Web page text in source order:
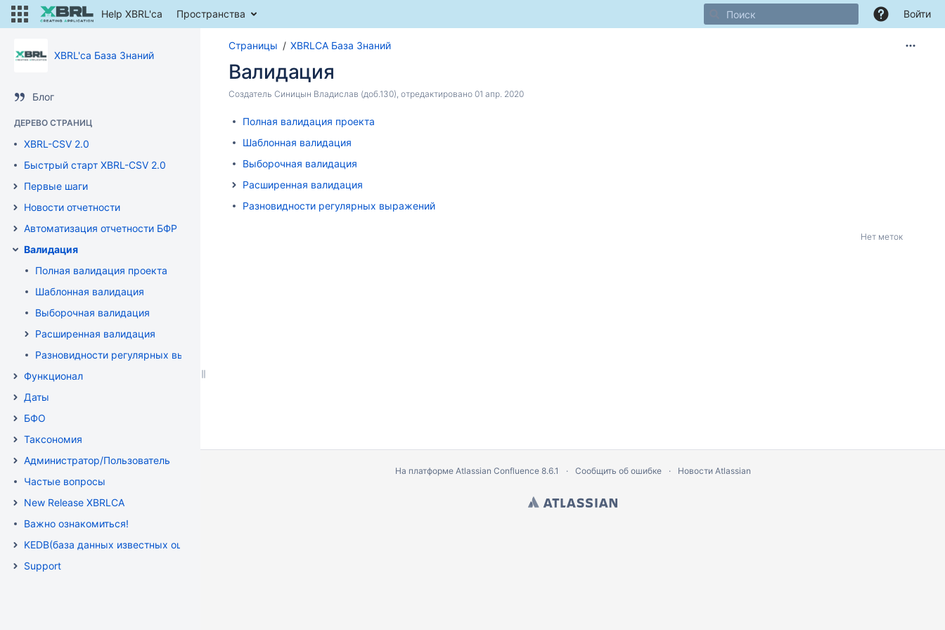
Help XBRL'ca Пространства Войти
XBRL'ca База Знаний
Блог
ДЕРЕВО СТРАНИЦ
XBRL-CSV 2.0
Быстрый старт XBRL-CSV 2.0
Первые шаги
Новости отчетности
Автоматизация отчетности БФР
Валидация
Полная валидация проекта
Шаблонная валидация
Выборочная валидация
Расширенная валидация
Разновидности регулярных выражений
Функционал
Даты
БФО
Таксономия
Администратор/Пользователь
Частые вопросы
New Release XBRLCA
Важно ознакомиться!
KEDB(база данных известных ошибок )
Support
Страницы XBRLCA База Знаний
Валидация
Создатель Синицын Владислав (доб.130), отредактировано 01 апр. 2020
Полная валидация проекта
Шаблонная валидация
Выборочная валидация
Расширенная валидация
Разновидности регулярных выражений
Нет меток
На платформе Atlassian Confluence 8.6.1 Сообщить об ошибке Новости Atlassian